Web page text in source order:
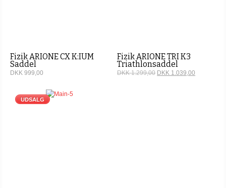
Fizik ARIONE CX K:IUM
Saddel
DKK 999,00
Fizik ARIONE TRI K3
Triathlonsaddel
DKK 1.299,00 DKK 1.039,00
UDSALG